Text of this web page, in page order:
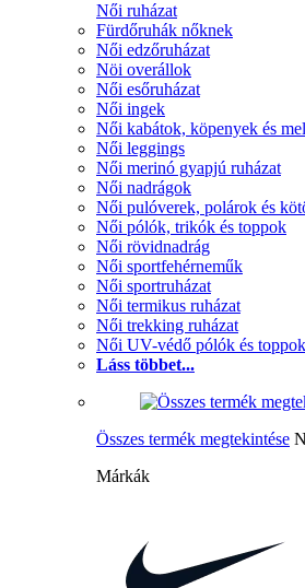
Női ruházat
Fürdőruhák nőknek
Női edzőruházat
Nöi overállok
Női esőruházat
Női ingek
Női kabátok, köpenyek és
Női leggings
Női merinó gyapjú ruházat
Női nadrágok
Női pulóverek, polárok és
Női pólók, trikók és toppok
Női rövidnadrág
Női sportfehérneműk
Női sportruházat
Női termikus ruházat
Női trekking ruházat
Női UV-védő pólók és toppok
Láss többet...
Összes termék megtekintése
Márkák